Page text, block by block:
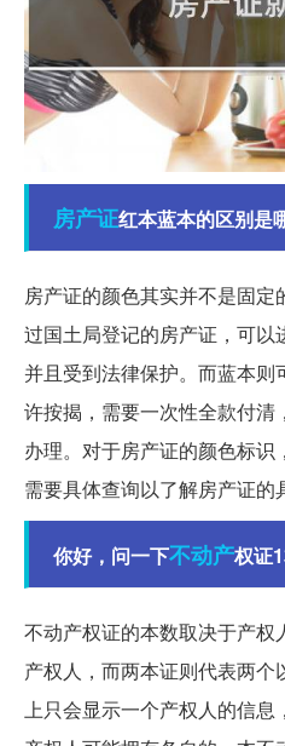
房产证红本蓝本的区别是
房产证的颜色其实并不是固
过国土局登记的房产证，可以
并且受到法律保护。而蓝本
许按揭，需要一次性全款付清
办理。对于房产证的颜色标识
需要具体查询以了解房产证的
你好，问一下不动产权证
不动产权证的本数取决于产权
产权人，而两本证则代表两
上只会显示一个产权人的信息